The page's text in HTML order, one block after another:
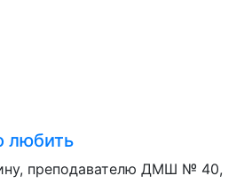
любить
преподавателю ДМШ № 40,